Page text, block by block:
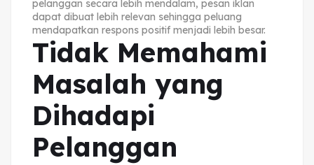
pelanggan secara lebih mendalam, pesan iklan
dapat dibuat lebih relevan sehingga peluang
mendapatkan respons positif menjadi lebih besar.
Tidak Memahami
Masalah yang
Dihadapi
Pelanggan